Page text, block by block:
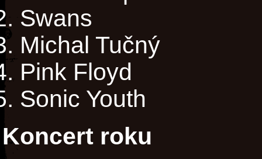
Swans
Michal Tučný
Pink Floyd
Sonic Youth
Koncert roku